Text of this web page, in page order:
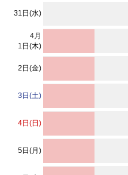
31日(水)
4月
1日(木)
2日(金)
3日(土)
4日(日)
5日(月)